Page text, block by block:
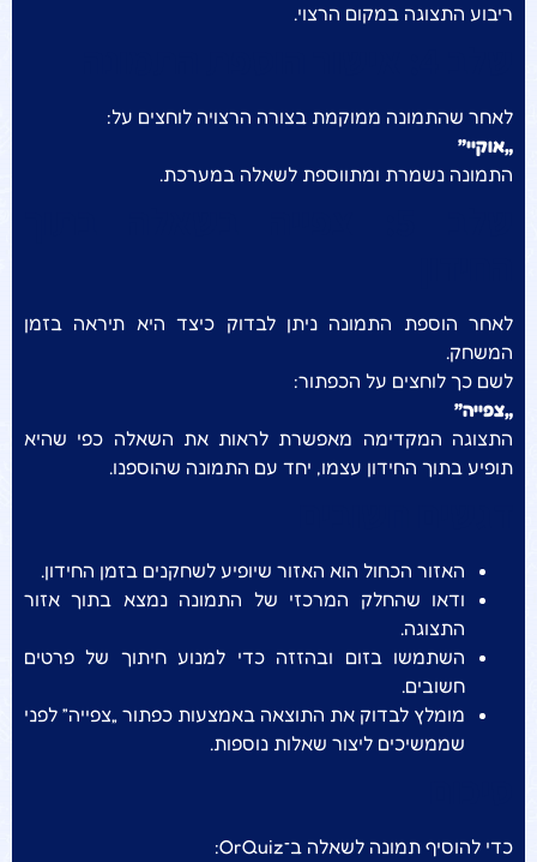
ריבוע התצוגה במקום הרצוי.
לאחר שהתמונה ממוקמת בצורה הרצויה לוחצים על:
„אוקיי”
התמונה נשמרת ומתווספת לשאלה במערכת.
לאחר הוספת התמונה ניתן לבדוק כיצד היא תיראה בזמן
המשחק.
לשם כך לוחצים על הכפתור:
„צפייה”
התצוגה המקדימה מאפשרת לראות את השאלה כפי שהיא
תופיע בתוך החידון עצמו, יחד עם התמונה שהוספנו.
האזור הכחול הוא האזור שיופיע לשחקנים בזמן החידון.
ודאו שהחלק המרכזי של התמונה נמצא בתוך אזור
התצוגה.
השתמשו בזום ובהזזה כדי למנוע חיתוך של פרטים
חשובים.
מומלץ לבדוק את התוצאה באמצעות כפתור „צפייה” לפני
שממשיכים ליצור שאלות נוספות.
כדי להוסיף תמונה לשאלה ב־OrQuiz: